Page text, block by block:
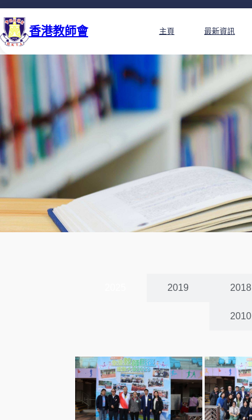
香港教師會 主頁 最新資訊
2019 2018
2010